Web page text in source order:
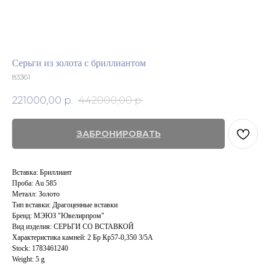
Серьги из золота с бриллиантом
83361
221000,00 р. 442000,00 р.
ЗАБРОНИРОВАТЬ
Вставка: Бриллиант
Проба: Au 585
Металл: Золото
Тип вставки: Драгоценные вставки
Бренд: МЭЮЗ "Ювелирпром"
Вид изделия: СЕРЬГИ СО ВСТАВКОЙ
Характеристика камней: 2 Бр Кp57-0,350 3/5А
Stock: 1783461240
Weight: 5 g